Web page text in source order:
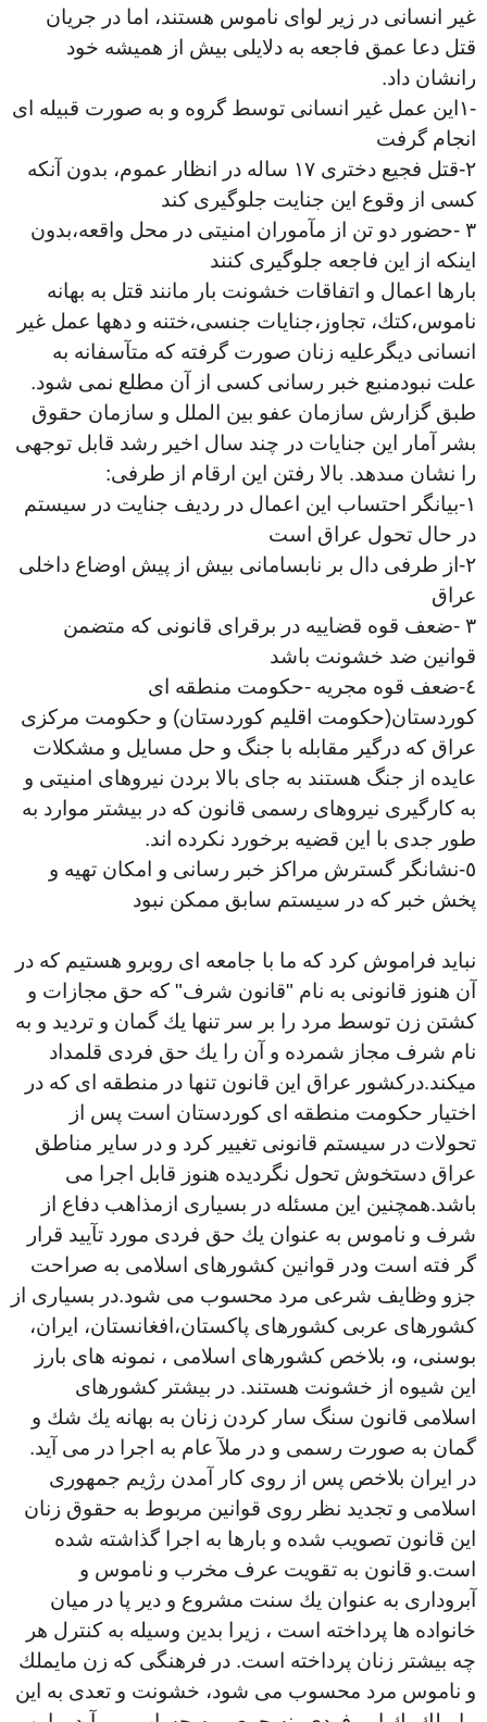
غير انسانى در زير لواى ناموس هستند، اما در جریان
قتل دعا عمق فاجعه به دلايلى بيش از هميشه خود
رانشان داد.
-
١اين عمل غير انسانى توسط گروه و به صورت قبيله اى
انجام گرفت
٢-
قتل فجيع دخترى ١٧ ساله در انظار عموم، بدون آنكه
كسى از وقوع اين جنايت جلوگيرى كند
٣ -حضور دو تن از مآموران امنيتى در محل واقعه،بدون
اينكه از اين فاجعه جلوگيرى كنند
بارها اعمال و اتفاقات خشونت بار مانند قتل به بهانه
ناموس،كتك، تجاوز،جنايات جنسى،ختنه و دهها عمل غير
انسانى ديگرعليه زنان صورت گرفته كه متآسفانه به
علت نبودمنبع خبر رسانى كسى از آن مطلع نمى شود.
طبق گزارش سازمان عفو بين الملل و سازمان حقوق
بشر آمار اين جنايات در چند سال اخير رشد قابل توجهى
را نشان مىدهد. بالا رفتن اين ارقام از طرفى:
١-بيانگر احتساب اين اعمال در رديف جنايت در سيستم
در حال تحول عراق است
٢- از طرفى دال بر نابسامانى بيش از پيش اوضاع داخلى
عراق
٣ -ضعف قوه قضاييه در برقراى قانونى كه متضمن
قوانين ضد خشونت باشد
٤-ضعف قوه مجريه -حكومت منطقه اى
كوردستان(حكومت اقليم كوردستان) و حكومت مركزى
عراق كه درگير مقابله با جنگ و حل مسايل و مشكلات
عايده از جنگ هستند به جاى بالا بردن نيروهاى امنيتى و
به كارگيرى نيروهاى رسمى قانون که در بيشتر موارد به
طور جدى با اين قضيه برخورد نكرده اند.
٥-نشانگر گسترش مراكز خبر رسانى و امكان تهيه و
پخش خبر كه در سيستم سابق ممكن نبود
نبايد فراموش كرد كه ما با جامعه اى روبرو هستيم كه در
آن هنوز قانونى به نام "قانون شرف" كه حق مجازات و
كشتن زن توسط مرد را بر سر تنها يك گمان و ترديد و به
نام شرف مجاز شمرده و آن را يك حق فردى قلمداد
ميكند.دركشور عراق اين قانون تنها در منطقه اى كه در
اختيار حكومت منطقه اى كوردستان است پس از
تحولات در سيستم قانونى تغيير كرد و در ساير مناطق
عراق دستخوش تحول نگرديده هنوز قابل اجرا مى
باشد.همچنين اين مسئله در بسيارى ازمذاهب دفاع از
شرف و ناموس به عنوان يك حق فردى مورد تآييد قرار
گر فته است ودر قوانين كشورهاى اسلامى به صراحت
جزو وظايف شرعى مرد محسوب مى شود.در بسيارى از
كشورهاى عربى كشورهاى پاكستان،افغانستان، ايران،
بوسنى، و، بلاخص كشورهاى اسلامى ، نمونه هاى بارز
اين شيوه از خشونت هستند. در بيشتر كشورهاى
اسلامى قانون سنگ سار كردن زنان به بهانه يك شك و
گمان به صورت رسمى و در ملآ عام به اجرا در مى آيد.
در ايران بلاخص پس از روى كار آمدن رژيم جمهورى
اسلامى و تجديد نظر روى قوانين مربوط به حقوق زنان
اين قانون تصويب شده و بارها به اجرا گذاشته شده
است.و قانون به تقويت عرف مخرب و ناموس و
آبرودارى به عنوان يك سنت مشروع و دير پا در ميان
خانواده ها پرداخته است ، زيرا بدين وسيله به كنترل هر
چه بيشتر زنان پرداخته است. در فرهنگى كه زن مايملك
و ناموس مرد محسوب مى شود، خشونت و تعدى به اين